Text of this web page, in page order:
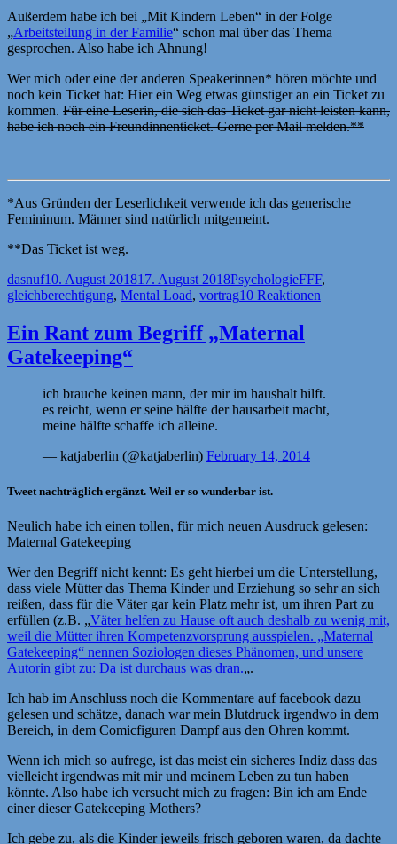
Außerdem habe ich bei „Mit Kindern Leben“ in der Folge
„Arbeitsteilung in der Familie“ schon mal über das Thema
gesprochen. Also habe ich Ahnung!
Wer mich oder eine der anderen Speakerinnen* hören möchte und
noch kein Ticket hat: Hier ein Weg etwas günstiger an ein Ticket zu
kommen. Für eine Leserin, die sich das Ticket gar nicht leisten kann,
habe ich noch ein Freundinnenticket. Gerne per Mail melden.**
*Aus Gründen der Leserlichkeit verwende ich das generische
Femininum. Männer sind natürlich mitgemeint.
**Das Ticket ist weg.
Autor
dasnufVeröffentlicht
am
10. August 201817. August 2018Kategorien
PsychologieSchlagwörter
FFF,
gleichberechtigung, Mental Load, vortrag10 Reaktionen
Ein Rant zum Begriff „Maternal
Gatekeeping“
ich brauche keinen mann, der mir im haushalt hilft.
es reicht, wenn er seine hälfte der hausarbeit macht,
meine hälfte schaffe ich alleine.
— katjaberlin (@katjaberlin) February 14, 2014
Tweet nachträglich ergänzt. Weil er so wunderbar ist.
Neulich habe ich einen tollen, für mich neuen Ausdruck gelesen:
Maternal Gatekeeping
Wer den Begriff nicht kennt: Es geht hierbei um die Unterstellung,
dass viele Mütter das Thema Kinder und Erziehung so sehr an sich
reißen, dass für die Väter gar kein Platz mehr ist, um ihren Part zu
erfüllen (z.B. „Väter helfen zu Hause oft auch deshalb zu wenig mit,
weil die Mütter ihren Kompetenzvorsprung ausspielen. „Maternal
Gatekeeping“ nennen Soziologen dieses Phänomen, und unsere
Autorin gibt zu: Da ist durchaus was dran.„.
Ich hab im Anschluss noch die Kommentare auf facebook dazu
gelesen und schätze, danach war mein Blutdruck irgendwo in dem
Bereich, in dem Comicfiguren Dampf aus den Ohren kommt.
Wenn ich mich so aufrege, ist das meist ein sicheres Indiz dass das
vielleicht irgendwas mit mir und meinem Leben zu tun haben
könnte. Also habe ich versucht mich zu fragen: Bin ich am Ende
einer dieser Gatekeeping Mothers?
Ich gebe zu, als die Kinder jeweils frisch geboren waren, da dachte